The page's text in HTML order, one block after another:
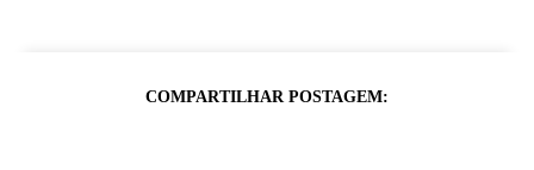
COMPARTILHAR POSTAGEM: